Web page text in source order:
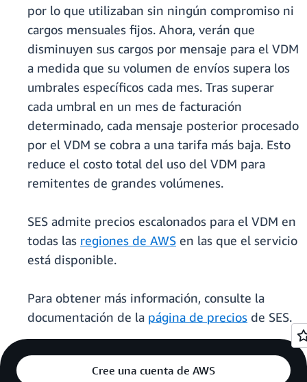
por lo que utilizaban sin ningún compromiso ni
cargos mensuales fijos. Ahora, verán que
disminuyen sus cargos por mensaje para el VDM
a medida que su volumen de envíos supera los
umbrales específicos cada mes. Tras superar
cada umbral en un mes de facturación
determinado, cada mensaje posterior procesado
por el VDM se cobra a una tarifa más baja. Esto
reduce el costo total del uso del VDM para
remitentes de grandes volúmenes.
SES admite precios escalonados para el VDM en
todas las regiones de AWS en las que el servicio
está disponible.
Para obtener más información, consulte la
documentación de la página de precios de SES.
Cree una cuenta de AWS